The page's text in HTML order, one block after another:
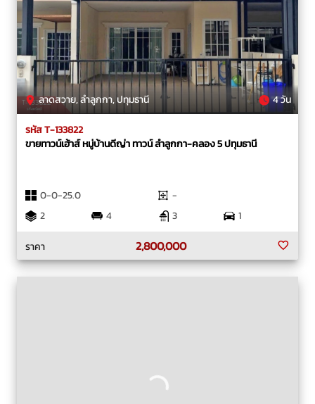
ลาดสวาย, ลำลูกกา, ปทุมธานี 4 วัน
รหัส T-133822
ขายทาวน์เฮ้าส์ หมู่บ้านดีญ่า ทาวน์ ลำลูกกา-คลอง 5 ปทุมธานี
0-0-25.0
-
2
4 3
1
ราคา
2,800,000